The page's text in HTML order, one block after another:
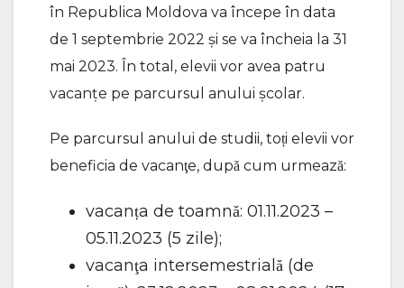
în Republica Moldova va începe în data
de 1 septembrie 2022 și se va încheia la 31
mai 2023. În total, elevii vor avea patru
vacanțe pe parcursul anului școlar.
Pe parcursul anului de studii, toți elevii vor
beneficia de vacanţe, după cum urmează:
vacanța de toamnă: 01.11.2023 –
05.11.2023 (5 zile);
vacanţa intersemestrială (de